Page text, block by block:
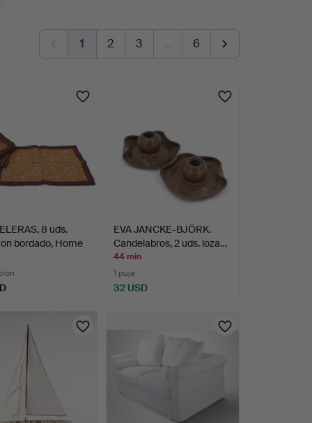
1 2 3 … 6
8 uds.
bordado, Home
EVA JANCKE-BJÖRK.
Candelabros, 2 uds. loza…
44 min
1 puja
32 USD